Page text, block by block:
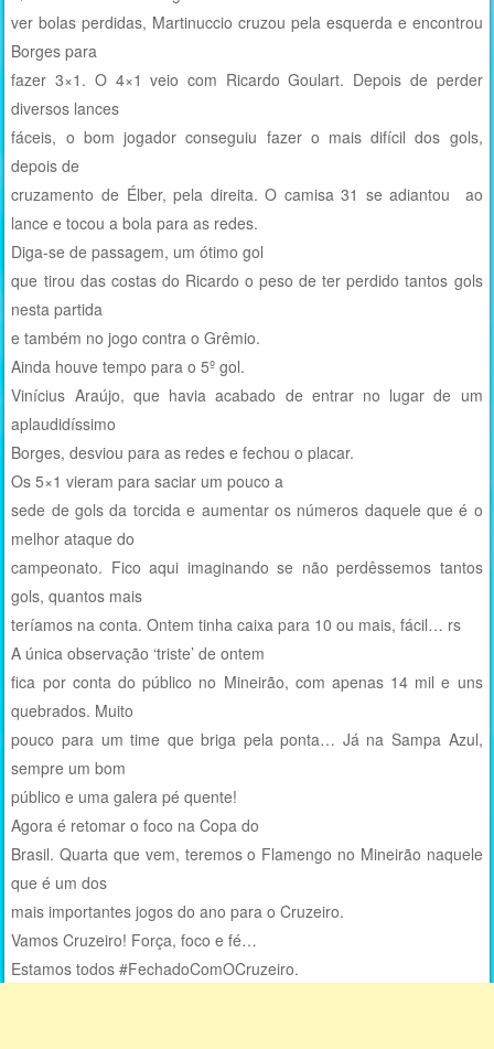
ver bolas perdidas, Martinuccio cruzou pela esquerda e encontrou
Borges para
fazer 3×1. O 4×1 veio com Ricardo Goulart. Depois de perder
diversos lances
fáceis, o bom jogador conseguiu fazer o mais difícil dos gols,
depois de
cruzamento de Élber, pela direita. O camisa 31 se adiantou ao
lance e tocou a bola para as redes.
Diga-se de passagem, um ótimo gol
que tirou das costas do Ricardo o peso de ter perdido tantos gols
nesta partida
e também no jogo contra o Grêmio.
Ainda houve tempo para o 5º gol.
Vinícius Araújo, que havia acabado de entrar no lugar de um
aplaudidíssimo
Borges, desviou para as redes e fechou o placar.
Os 5×1 vieram para saciar um pouco a
sede de gols da torcida e aumentar os números daquele que é o
melhor ataque do
campeonato. Fico aqui imaginando se não perdêssemos tantos
gols, quantos mais
teríamos na conta. Ontem tinha caixa para 10 ou mais, fácil… rs
A única observação ‘triste’ de ontem
fica por conta do público no Mineirão, com apenas 14 mil e uns
quebrados. Muito
pouco para um time que briga pela ponta… Já na Sampa Azul,
sempre um bom
público e uma galera pé quente!
Agora é retomar o foco na Copa do
Brasil. Quarta que vem, teremos o Flamengo no Mineirão naquele
que é um dos
mais importantes jogos do ano para o Cruzeiro.
Vamos Cruzeiro! Força, foco e fé…
Estamos todos #FechadoComOCruzeiro.